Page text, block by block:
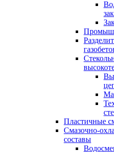
Пластичные
Смазочно-
составы